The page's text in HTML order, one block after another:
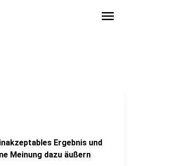
menu
Ergebnis und
Meinung dazu äußern